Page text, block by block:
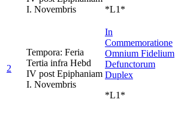
I. Novembris
*L1*
2
Tempora: Feria
Tertia infra Hebd
IV post Epiphaniam
I. Novembris
In
Commemoratione
Omnium Fidelium
Defunctorum
Duplex
*L1*